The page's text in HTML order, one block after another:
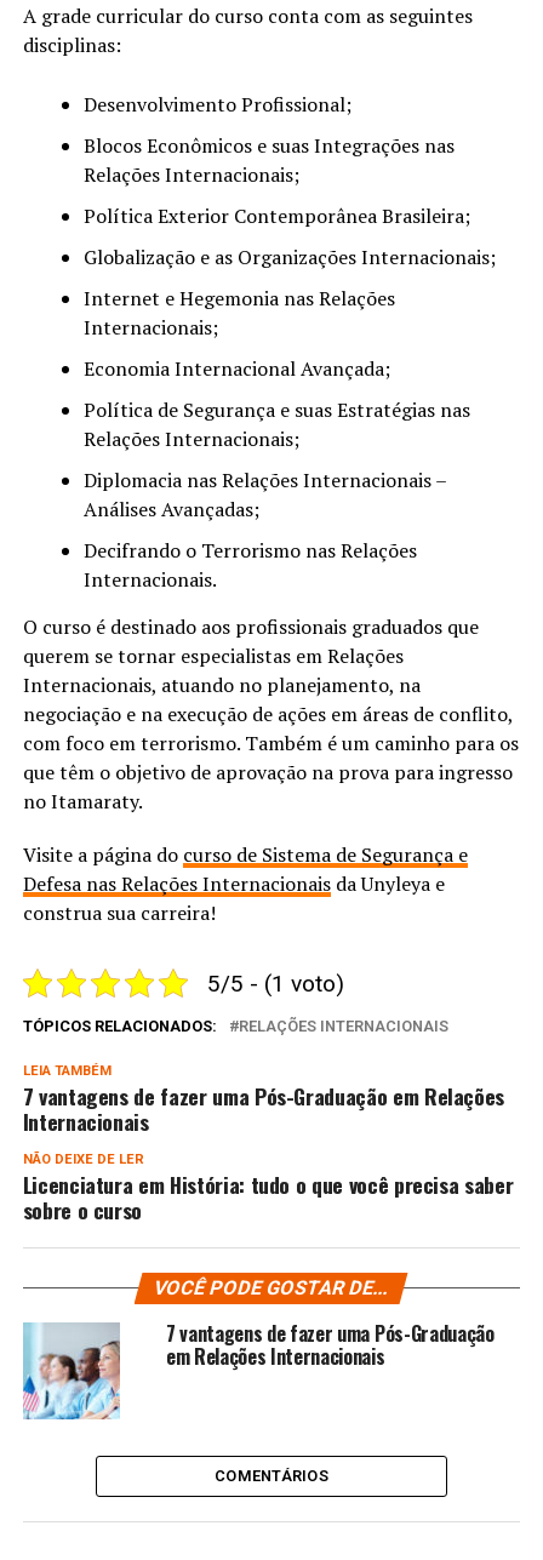
A grade curricular do curso conta com as seguintes
disciplinas:
Desenvolvimento Profissional;
Blocos Econômicos e suas Integrações nas
Relações Internacionais;
Política Exterior Contemporânea Brasileira;
Globalização e as Organizações Internacionais;
Internet e Hegemonia nas Relações
Internacionais;
Economia Internacional Avançada;
Política de Segurança e suas Estratégias nas
Relações Internacionais;
Diplomacia nas Relações Internacionais –
Análises Avançadas;
Decifrando o Terrorismo nas Relações
Internacionais.
O curso é destinado aos profissionais graduados que
querem se tornar especialistas em Relações
Internacionais, atuando no planejamento, na
negociação e na execução de ações em áreas de conflito,
com foco em terrorismo. Também é um caminho para os
que têm o objetivo de aprovação na prova para ingresso
no Itamaraty.
Visite a página do curso de Sistema de Segurança e
Defesa nas Relações Internacionaisda Unyleya e
construa sua carreira!
5/5 - (1 voto)
TÓPICOS RELACIONADOS: RELAÇÕES INTERNACIONAIS
LEIA TAMBÉM
7 vantagens de fazer uma Pós-Graduação em Relações
Internacionais
NÃO DEIXE DE LER
Licenciatura em História: tudo o que você precisa saber
sobre o curso
VOCÊ PODE GOSTAR DE...
7 vantagens de fazer uma Pós-Graduação
em Relações Internacionais
COMENTÁRIOS